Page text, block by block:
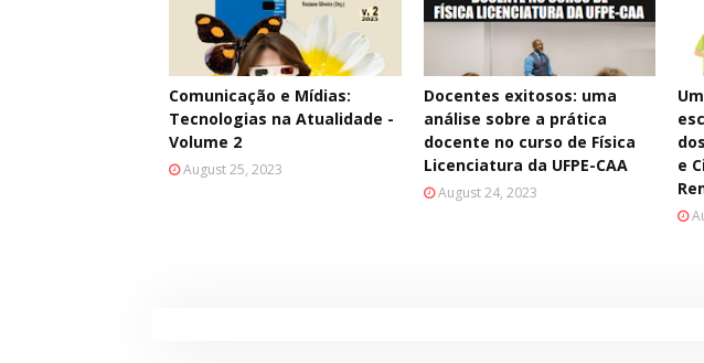
Comunicação e Mídias:
Tecnologias na Atualidade -
Volume 2
August 25, 2023
Docentes exitosos: uma
análise sobre a prática
docente no curso de Física
Licenciatura da UFPE-CAA
August 24, 2023
e